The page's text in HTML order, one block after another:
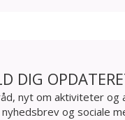
DIG
nyt om aktiviteter og
og sociale